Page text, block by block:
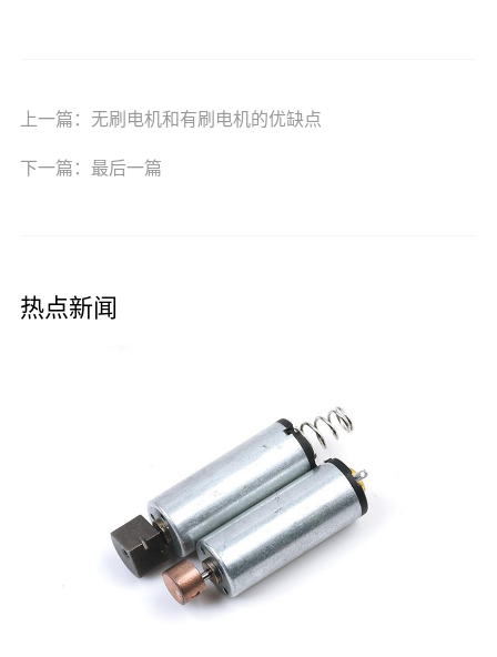
上一篇： 无刷电机和有刷电机的优缺点
下一篇：最后一篇
热点新闻